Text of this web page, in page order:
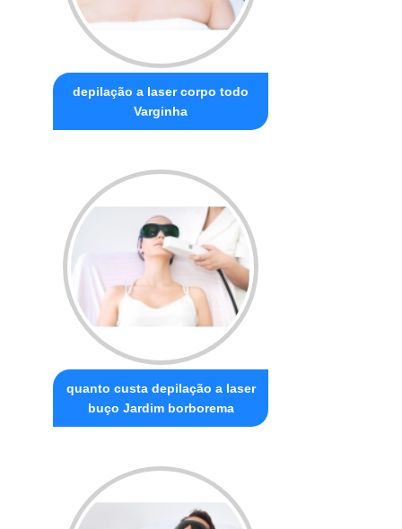
depilação a laser corpo todo
Varginha
quanto custa depilação a laser
buço Jardim borborema